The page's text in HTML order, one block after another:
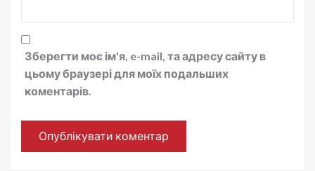
Зберегти моє ім'я, e-mail, та адресу сайту в
цьому браузері для моїх подальших
коментарів.